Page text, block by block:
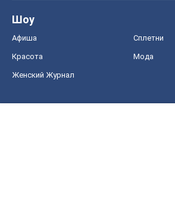
Шоу
Афиша Сплетни
Красота Мода
Женский Журнал